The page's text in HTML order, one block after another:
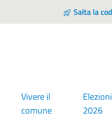
Salta la
Vivere il
comune
2026